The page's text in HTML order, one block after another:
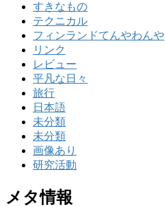
すきなもの
テクニカル
フィンランドてんやわんや
リンク
レビュー
平凡な日々
旅行
日本語
未分類
未分類
画像あり
研究活動
メタ情報